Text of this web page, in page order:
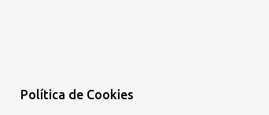
Política de Cookies